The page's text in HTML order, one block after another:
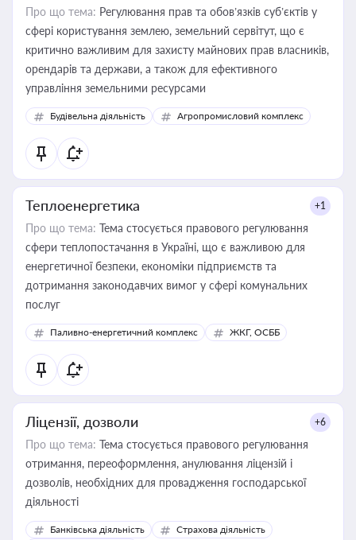
Про що тема: Регулювання прав та обов’язків суб’єктів у
сфері користування землею, земельний сервітут, що є
критично важливим для захисту майнових прав власників,
орендарів та держави, а також для ефективного
управління земельними ресурсами
Будівельна діяльність Агропромисловий комплекс
Теплоенергетика +1
Про що тема: Тема стосується правового регулювання
сфери теплопостачання в Україні, що є важливою для
енергетичної безпеки, економіки підприємств та
дотримання законодавчих вимог у сфері комунальних
послуг
Паливно-енергетичний комплекс ЖКГ, ОСББ
Ліцензії, дозволи +6
Про що тема: Тема стосується правового регулювання
отримання, переоформлення, анулювання ліцензій і
дозволів, необхідних для провадження господарської
діяльності
Банківська діяльність
Страхова діяльність